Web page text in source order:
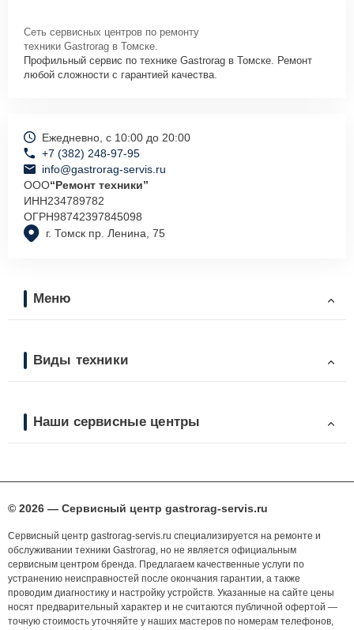
Сеть сервисных центров по ремонту
техники Gastrorag в Томске.
Профильный сервис по технике Gastrorag в Томске. Ремонт
любой сложности с гарантией качества.
г. Томск пр. Ленина, 75
Ежедневно, с 10:00 до 20:00
+7 (382) 248-97-95
info@gastrorag-servis.ru
ООО“Ремонт техники”
ИНН234789782
ОГРН98742397845098
Меню
Виды техники
Наши сервисные центры
© 2026 — Сервисный центр gastrorag-servis.ru
Сервисный центр gastrorag-servis.ru специализируется на ремонте и
обслуживании техники Gastrorag, но не является официальным
сервисным центром бренда. Предлагаем качественные услуги по
устранению неисправностей после окончания гарантии, а также
проводим диагностику и настройку устройств. Указанные на сайте цены
носят предварительный характер и не считаются публичной офертой —
точную стоимость уточняйте у наших мастеров по номерам телефонов,